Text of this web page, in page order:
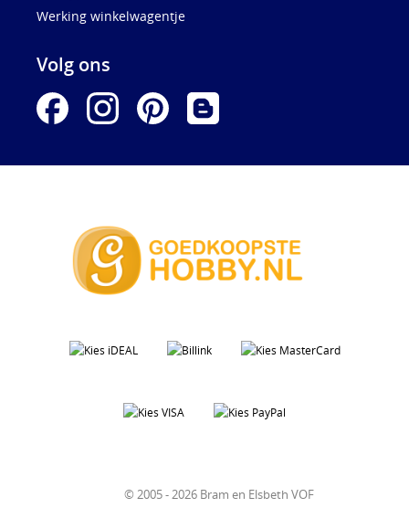
Werking winkelwagentje
Volg ons
© 2005 - 2026 Bram en Elsbeth VOF